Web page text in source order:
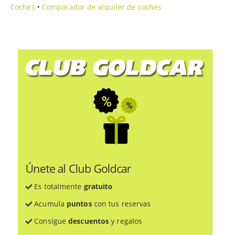
Coches • Comparador de alquiler de coches
Únete al Club Goldcar
Es totalmente gratuito
Acumula puntoscon tus reservas
Consiguedescuentos y regalos